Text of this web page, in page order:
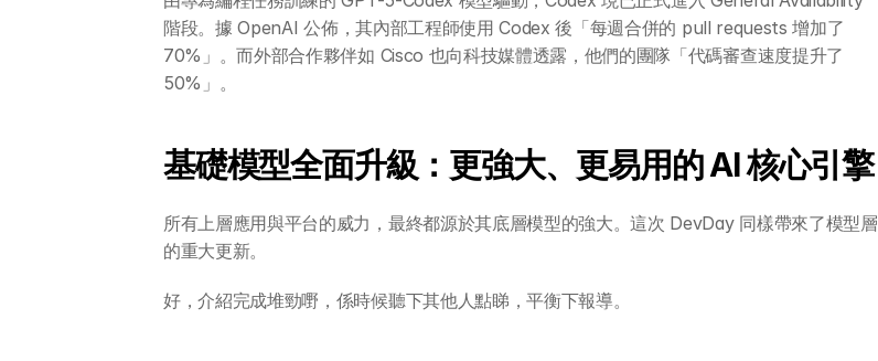
階段。據 OpenAI 公佈，其內部工程師使用 Codex 後「每週合併的 pull requests 增加了
70%」。而外部合作夥伴如 Cisco 也向科技媒體透露，他們的團隊「代碼審查速度提升了
50%」。
基礎模型全面升級：更強大、更易用的 AI 核心引擎
所有上層應用與平台的威力，最終都源於其底層模型的強大。這次 DevDay 同樣帶來了模型層
的重大更新。
好，介紹完成堆勁嘢，係時候聽下其他人點睇，平衡下報導。